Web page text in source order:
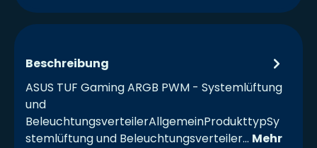
Beschreibung
ASUS TUF Gaming ARGB PWM - Systemlüftung
und
BeleuchtungsverteilerAllgemeinProdukttypSy
stemlüftung und Beleuchtungsverteiler… Mehr